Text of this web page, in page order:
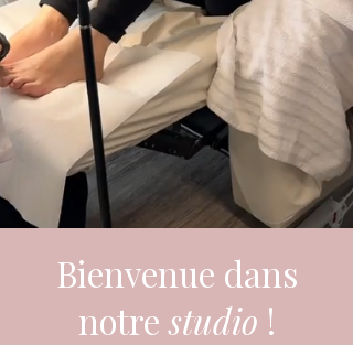
Bienvenue dans
notrestudio !